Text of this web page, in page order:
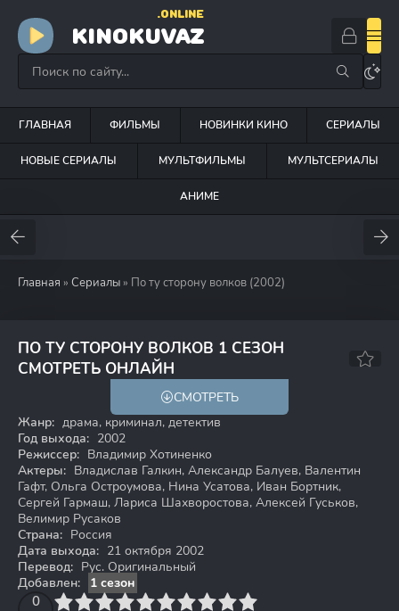
KINOKUVAZ
.ONLINE
ГЛАВНАЯ ФИЛЬМЫ НОВИНКИ КИНО СЕРИАЛЫ
НОВЫЕ СЕРИАЛЫ МУЛЬТФИЛЬМЫ МУЛЬТСЕРИАЛЫ
АНИМЕ
Главная » Сериалы » По ту сторону волков (2002)
ПО ТУ СТОРОНУ ВОЛКОВ 1 СЕЗОН
СМОТРЕТЬ ОНЛАЙН
7.4
СМОТРЕТЬ
Жанр: драма, криминал, детектив
Год выхода: 2002
Режиссер: Владимир Хотиненко
Актеры: Владислав Галкин, Александр Балуев, Валентин
Гафт, Ольга Остроумова, Нина Усатова, Иван Бортник,
Сергей Гармаш, Лариса Шахворостова, Алексей Гуськов,
Велимир Русаков
Страна: Россия
Дата выхода: 21 октября 2002
Перевод: Рус. Оригинальный
Добавлен:
1 сезон
0
4 6 7 8 9 10